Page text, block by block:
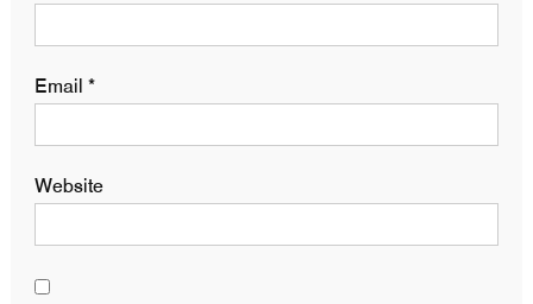
Email *
Website